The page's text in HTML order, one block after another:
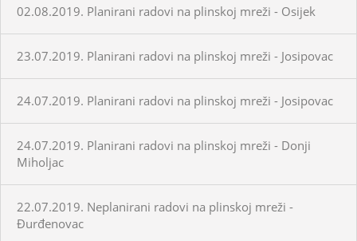
02.08.2019. Planirani radovi na plinskoj mreži - Osijek
23.07.2019. Planirani radovi na plinskoj mreži - Josipovac
24.07.2019. Planirani radovi na plinskoj mreži - Josipovac
24.07.2019. Planirani radovi na plinskoj mreži - Donji
Miholjac
22.07.2019. Neplanirani radovi na plinskoj mreži -
Đurđenovac